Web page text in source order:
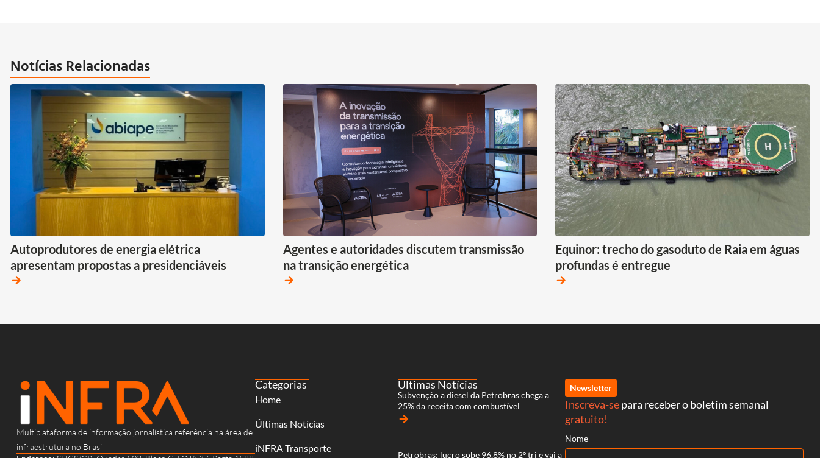
Notícias Relacionadas
Autoprodutores de energia elétrica
apresentam propostas a presidenciáveis
arrow_forward
Agentes e autoridades discutem transmissão
na transição energética
arrow_forward
Equinor: trecho do gasoduto de Raia em águas
profundas é entregue
arrow_forward
Multiplataforma de informação jornalística referência na área de
infraestrutura no Brasil
Categorias
Home
Últimas Notícias
iNFRA Transporte
Últimas Notícias
Subvenção a diesel da Petrobras chega a
25% da receita com combustível
arrow_forward
Petrobras: lucro sobe 96,8% no 2º tri e vai a
Newsletter
Inscreva-separa receber o boletim semanal
gratuito!
Nome